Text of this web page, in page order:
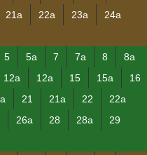
21a 22a 23a
24a
5 5a 7 7a 8
8a
12a 12a 15 15a
16
21 21a 22
22a
26a 28 28a
29